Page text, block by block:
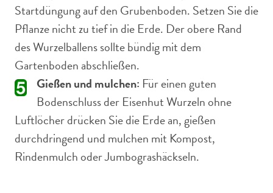
Startdüngung auf den Grubenboden. Setzen Sie die
Pflanze nicht zu tief in die Erde. Der obere Rand
des Wurzelballens sollte bündig mit dem
Gartenboden abschließen.
Gießen und mulchen: Für einen guten
Bodenschluss der Eisenhut Wurzeln ohne
Luftlöcher drücken Sie die Erde an, gießen
durchdringend und mulchen mit Kompost,
Rindenmulch oder Jumbograshäckseln.